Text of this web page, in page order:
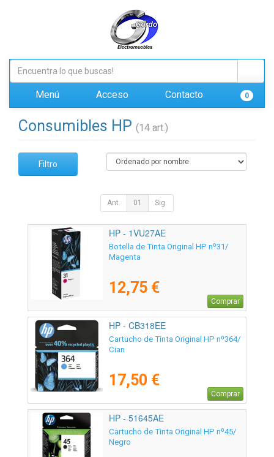
Menú Acceso Contacto 0
Consumibles HP (14 art.)
Filtro
Ant. 01 Sig.
HP - 1VU27AE
Botella de Tinta Original HP nº31/
Magenta
12,75 €
Comprar
HP - CB318EE
Cartucho de Tinta Original HP nº364/
Cian
17,50 €
Comprar
HP - 51645AE
Cartucho de Tinta Original HP nº45/
Negro